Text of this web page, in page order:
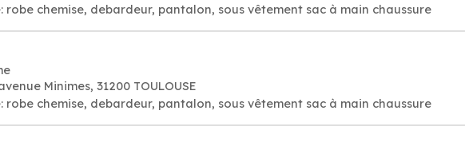
robe chemise, debardeur, pantalon, sous vêtement sac à main chaussure
Minimes, 31200 TOULOUSE
robe chemise, debardeur, pantalon, sous vêtement sac à main chaussure